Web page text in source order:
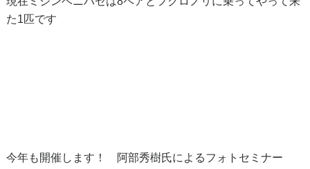
た1匹です
今年も開催します！ 阿部秀樹氏によるフォトセミナー